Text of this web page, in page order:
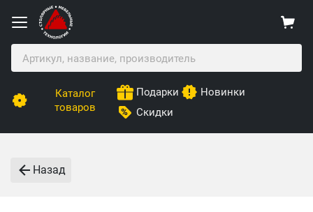
Каталог
товаров
Подарки
Новинки
Скидки
Назад